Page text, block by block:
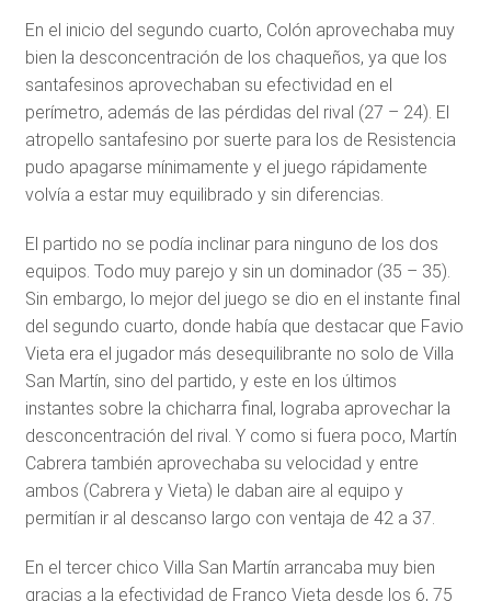
En el inicio del segundo cuarto, Colón aprovechaba muy
bien la desconcentración de los chaqueños, ya que los
santafesinos aprovechaban su efectividad en el
perímetro, además de las pérdidas del rival (27 – 24). El
atropello santafesino por suerte para los de Resistencia
pudo apagarse mínimamente y el juego rápidamente
volvía a estar muy equilibrado y sin diferencias.
El partido no se podía inclinar para ninguno de los dos
equipos. Todo muy parejo y sin un dominador (35 – 35).
Sin embargo, lo mejor del juego se dio en el instante final
del segundo cuarto, donde había que destacar que Favio
Vieta era el jugador más desequilibrante no solo de Villa
San Martín, sino del partido, y este en los últimos
instantes sobre la chicharra final, lograba aprovechar la
desconcentración del rival. Y como si fuera poco, Martín
Cabrera también aprovechaba su velocidad y entre
ambos (Cabrera y Vieta) le daban aire al equipo y
permitían ir al descanso largo con ventaja de 42 a 37.
En el tercer chico Villa San Martín arrancaba muy bien
gracias a la efectividad de Franco Vieta desde los 6, 75